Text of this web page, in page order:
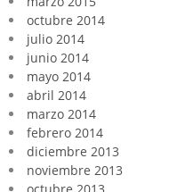
octubre 2014
julio 2014
junio 2014
mayo 2014
abril 2014
marzo 2014
febrero 2014
diciembre 2013
noviembre 2013